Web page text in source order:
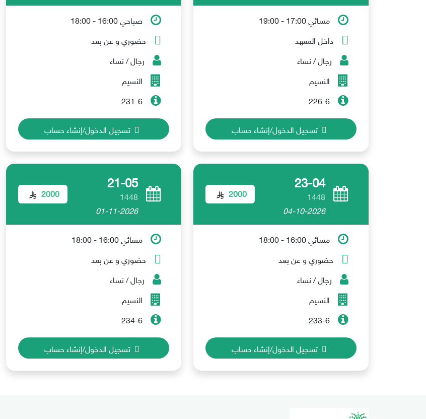
مسائي 17:00 - 19:00
داخل المعهد
رجال / نساء
النسيم
226-6
تسجيل الدخول/إنشاء حساب
صباحي 16:00 - 18:00
حضوري و عن بعد
رجال / نساء
النسيم
231-6
تسجيل الدخول/إنشاء حساب
23-04
1448
04-10-2026
2000
مسائي 16:00 - 18:00
حضوري و عن بعد
رجال / نساء
النسيم
233-6
تسجيل الدخول/إنشاء حساب
21-05
1448
01-11-2026
2000
مسائي 16:00 - 18:00
حضوري و عن بعد
رجال / نساء
النسيم
234-6
تسجيل الدخول/إنشاء حساب